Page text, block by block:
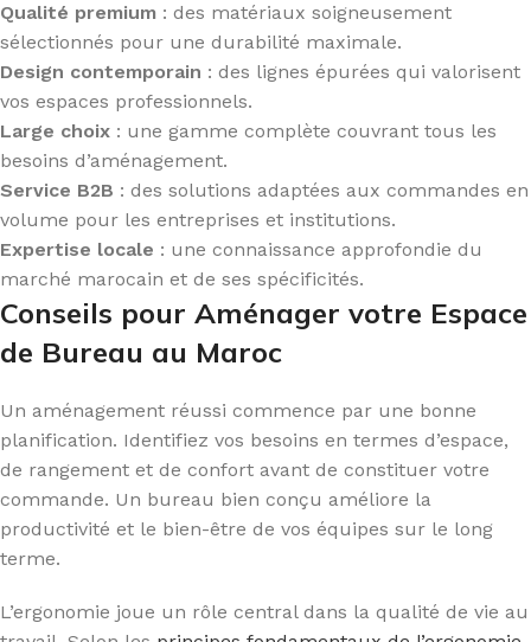
Qualité premium : des matériaux soigneusement
sélectionnés pour une durabilité maximale.
Design contemporain : des lignes épurées qui valorisent
vos espaces professionnels.
Large choix : une gamme complète couvrant tous les
besoins d’aménagement.
Service B2B : des solutions adaptées aux commandes en
volume pour les entreprises et institutions.
Expertise locale : une connaissance approfondie du
marché marocain et de ses spécificités.
Conseils pour Aménager votre Espace
de Bureau au Maroc
Un aménagement réussi commence par une bonne
planification. Identifiez vos besoins en termes d’espace,
de rangement et de confort avant de constituer votre
commande. Un bureau bien conçu améliore la
productivité et le bien-être de vos équipes sur le long
terme.
L’ergonomie joue un rôle central dans la qualité de vie au